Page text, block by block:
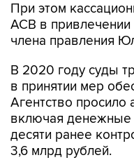
При этом
АСВ в привлечении
члена правления
В 2020 году суды
в принятии мер
Агентство просило
включая денежные
десяти ранее
3,6 млрд рублей.